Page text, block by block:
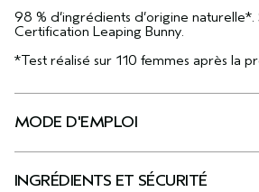
98 % d’ingrédients d’origine naturelle*.
Certification Leaping Bunny.
*Test réalisé sur 110 femmes après la
MODE D'EMPLOI
INGRÉDIENTS ET SÉCURITÉ